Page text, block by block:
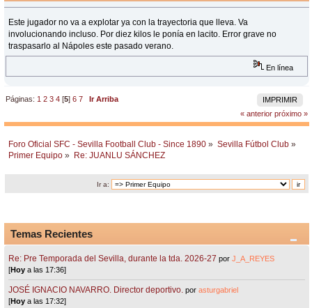
Este jugador no va a explotar ya con la trayectoria que lleva. Va
involucionando incluso. Por diez kilos le ponía en lacito. Error grave no
traspasarlo al Nápoles este pasado verano.
En línea
IMPRIMIR
Páginas: 1 2 3 4 [5]6 7
Ir Arriba
« anterior próximo »
Foro Oficial SFC - Sevilla Football Club - Since 1890 » Sevilla Fútbol Club »
Primer Equipo » Re: JUANLU SÁNCHEZ
Ir a:
Temas Recientes
Re: Pre Temporada del Sevilla, durante la tda. 2026-27 porJ_A_REYES
[Hoy a las 17:36]
JOSÉ IGNACIO NAVARRO. Director deportivo. porasturgabriel
[Hoy a las 17:32]